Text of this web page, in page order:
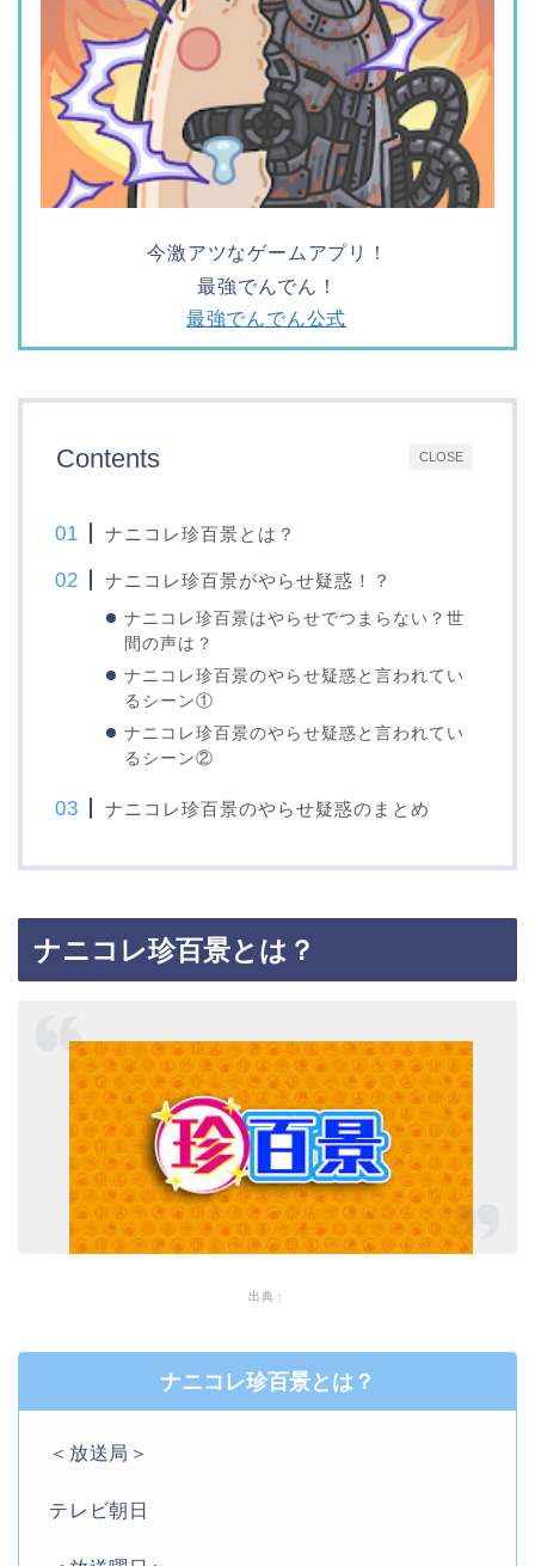
今激アツなゲームアプリ！
最強でんでん！
最強でんでん公式
CLOSE
Contents
ナニコレ珍百景とは？
ナニコレ珍百景がやらせ疑惑！？
ナニコレ珍百景はやらせでつまらない？世
間の声は？
ナニコレ珍百景のやらせ疑惑と言われてい
るシーン①
ナニコレ珍百景のやらせ疑惑と言われてい
るシーン②
ナニコレ珍百景のやらせ疑惑のまとめ
ナニコレ珍百景とは？
出典：
ナニコレ珍百景とは？
＜放送局＞
テレビ朝日